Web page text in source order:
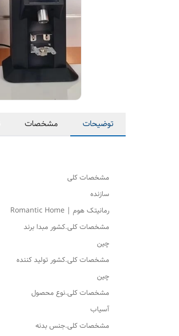
توضیحات مشخصات
مشخصات کلی
سازنده
رمانیتک هوم | Romantic Home
مشخصات کلی.کشور مبدا برند
چین
مشخصات کلی.کشور تولید کننده
چین
مشخصات کلی.نوع محصول
آسیاب
مشخصات کلی.جنس بدنه